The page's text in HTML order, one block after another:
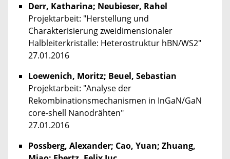
Derr, Katharina; Neubieser, Rahel
Projektarbeit: "Herstellung und
Charakterisierung zweidimensionaler
Halbleiterkristalle: Heterostruktur hBN/WS2"
27.01.2016
Loewenich, Moritz; Beuel, Sebastian
Projektarbeit: "Analyse der
Rekombinationsmechanismen in InGaN/GaN
core-shell Nanodrähten"
27.01.2016
Possberg, Alexander; Cao, Yuan; Zhuang,